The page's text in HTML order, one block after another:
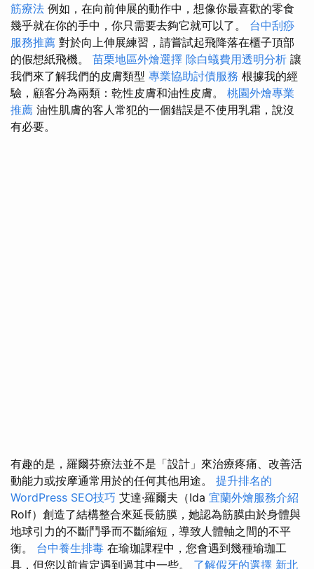
筋療法 例如，在向前伸展的動作中，想像你最喜歡的零食
幾乎就在你的手中，你只需要去夠它就可以了。 台中刮痧
服務推薦 對於向上伸展練習，請嘗試起飛降落在櫃子頂部
的假想紙飛機。 苗栗地區外燴選擇 除白蟻費用透明分析 讓
我們來了解我們的皮膚類型 專業協助討債服務 根據我的經
驗，顧客分為兩類：乾性皮膚和油性皮膚。 桃園外燴專業
推薦 油性肌膚的客人常犯的一個錯誤是不使用乳霜，說沒
有必要。
有趣的是，羅爾芬療法並不是「設計」來治療疼痛、改善活
動能力或按摩通常用於的任何其他用途。 提升排名的
WordPress SEO技巧 艾達·羅爾夫（Ida 宜蘭外燴服務介紹
Rolf）創造了結構整合來延長筋膜，她認為筋膜由於身體與
地球引力的不斷鬥爭而不斷縮短，導致人體軸之間的不平
衡。 台中養生排毒 在瑜珈課程中，您會遇到幾種瑜珈工
具，但您以前肯定遇到過其中一些。 了解假牙的選擇 新北